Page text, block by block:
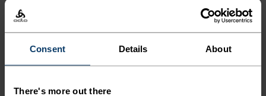
Consent Details About
There's more out there
269,40 kr 799,00 kr
Layer T-Skjorte